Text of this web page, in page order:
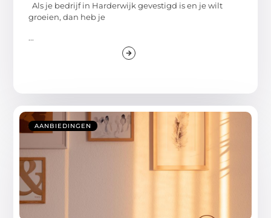
Als je bedrijf in Harderwijk gevestigd is en je wilt
groeien, dan heb je
...
AANBIEDINGEN